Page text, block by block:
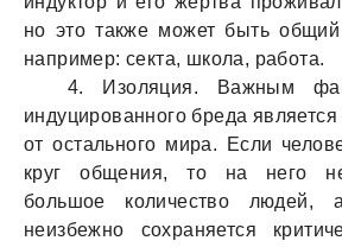
но это также может быть
например: секта, школа, работа.
4. Изоляция. Важным
индуцированного бреда
от остального мира. Если
круг общения, то на него
большое количество людей, а
неизбежно сохраняется